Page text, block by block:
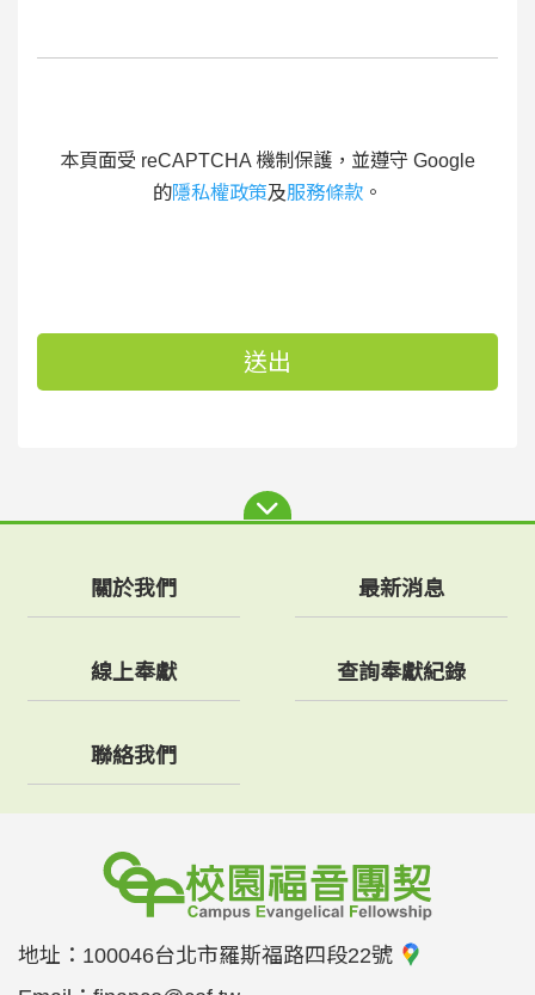
本頁面受 reCAPTCHA 機制保護，並遵守 Google
的隱私權政策及服務條款 。
送出
關於我們 最新消息
線上奉獻 查詢奉獻紀錄
聯絡我們
地址： 100046台北市羅斯福路四段22號